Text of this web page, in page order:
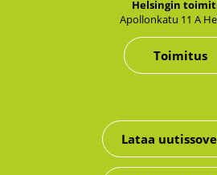
Hel­sin­gin
Apol­lon­ka­tu 11 A
Toimitus
Lataa